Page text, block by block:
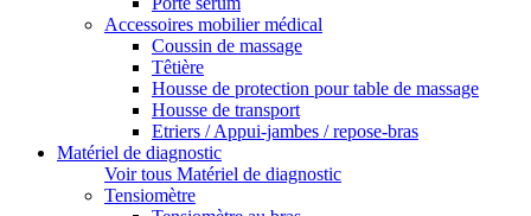
Accessoires mobilier médical
Coussin de massage
Têtière
Housse de protection pour table de massage
Housse de transport
Etriers / Appui-jambes / repose-bras
Matériel de diagnostic
Voir tous Matériel de diagnostic
Tensiomètre